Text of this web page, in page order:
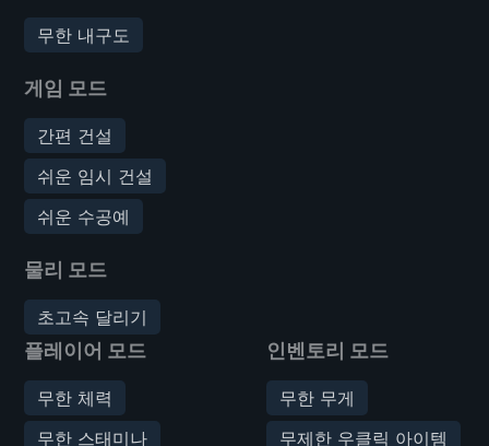
무한 내구도
게임 모드
간편 건설
쉬운 임시 건설
쉬운 수공예
물리 모드
초고속 달리기
플레이어 모드
무한 체력
무한 스태미나
인벤토리 모드
무한 무게
무제한 우클릭 아이템